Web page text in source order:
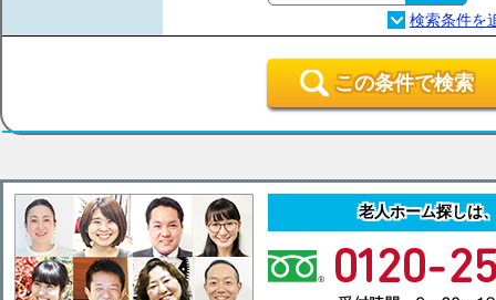
この条件で検索
老人ホーム探しは